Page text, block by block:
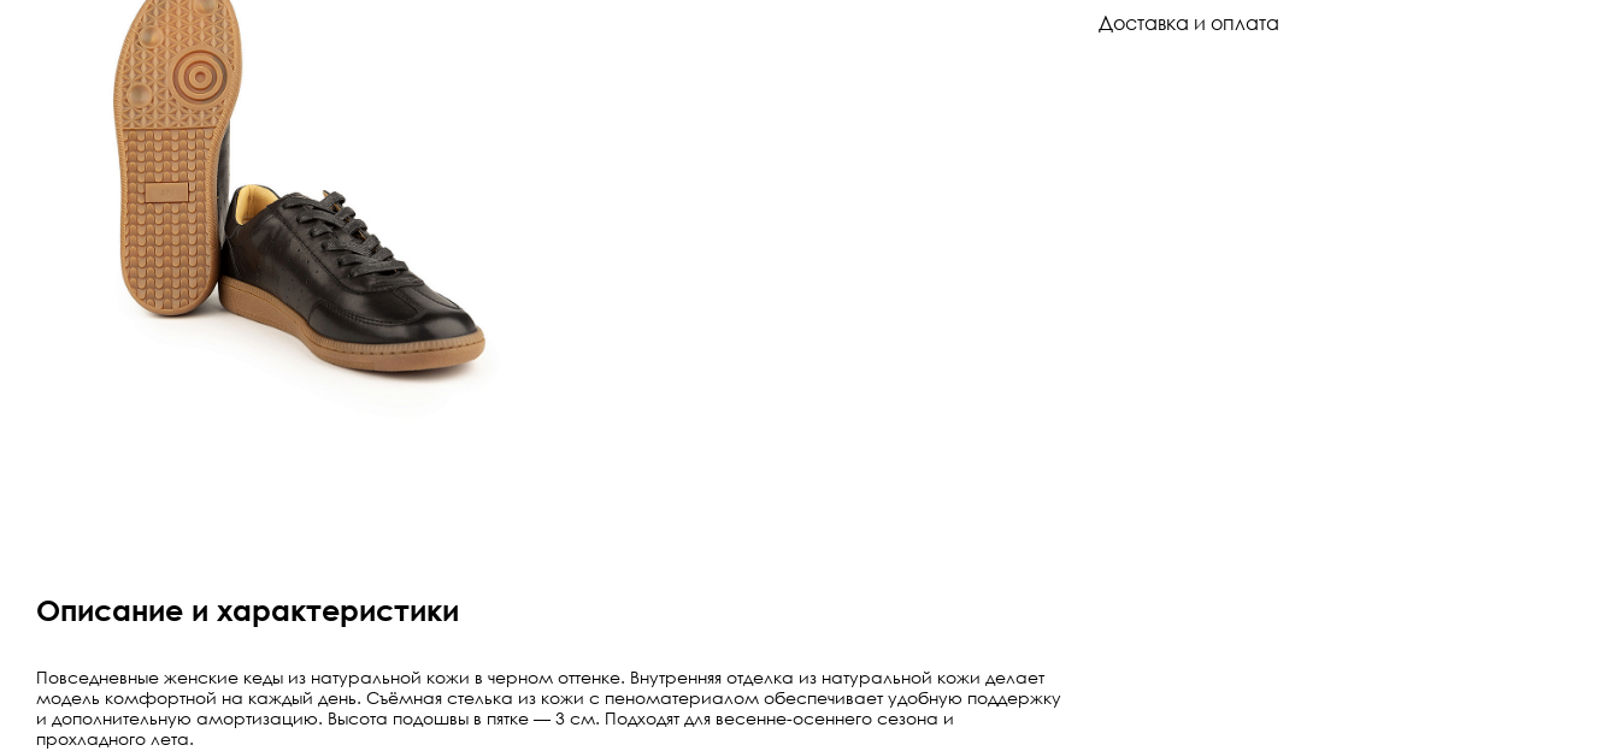
Доставка и оплата
Описание и характеристики
Повседневные женские кеды из натуральной кожи в черном оттенке. Внутренняя отделка из натуральной кожи делает
модель комфортной на каждый день. Съёмная стелька из кожи с пеноматериалом обеспечивает удобную поддержку
и дополнительную амортизацию. Высота подошвы в пятке — 3 см. Подходят для весенне-осеннего сезона и
прохладного лета.